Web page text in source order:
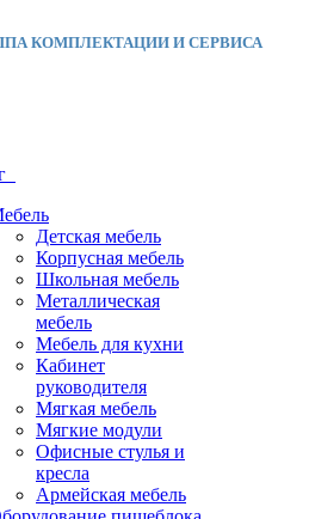
КОМПЛЕКТАЦИИ И СЕРВИСА
Детская мебель
Корпусная мебель
Школьная мебель
Металлическая
мебель
Мебель для кухни
Кабинет
руководителя
Мягкая мебель
Мягкие модули
Офисные стулья и
кресла
Армейская мебель